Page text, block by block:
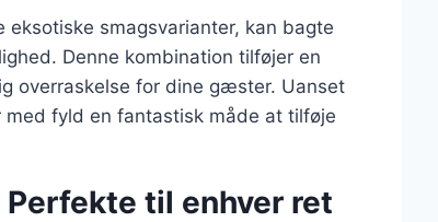
smagsvarianter, kan bagte
Denne kombination tilføjer en
overraskelse for dine gæster. Uanset
fyld en fantastisk måde at tilføje
til enhver ret